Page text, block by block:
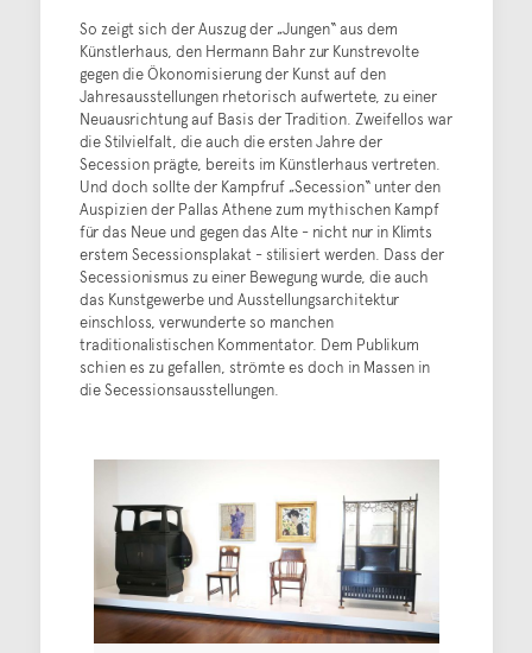
So zeigt sich der Auszug der „Jungen“ aus dem
Künstlerhaus, den Hermann Bahr zur Kunstrevolte
gegen die Ökonomisierung der Kunst auf den
Jahresausstellungen rhetorisch aufwertete, zu einer
Neuausrichtung auf Basis der Tradition. Zweifellos war
die Stilvielfalt, die auch die ersten Jahre der
Secession prägte, bereits im Künstlerhaus vertreten.
Und doch sollte der Kampfruf „Secession“ unter den
Auspizien der Pallas Athene zum mythischen Kampf
für das Neue und gegen das Alte - nicht nur in Klimts
erstem Secessionsplakat - stilisiert werden. Dass der
Secessionismus zu einer Bewegung wurde, die auch
das Kunstgewerbe und Ausstellungsarchitektur
einschloss, verwunderte so manchen
traditionalistischen Kommentator. Dem Publikum
schien es zu gefallen, strömte es doch in Massen in
die Secessionsausstellungen.